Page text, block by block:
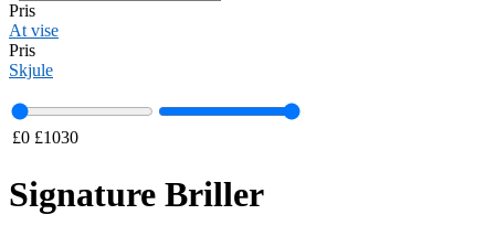
Pris
At vise
Pris
Skjule
£0 £1030
Signature Briller